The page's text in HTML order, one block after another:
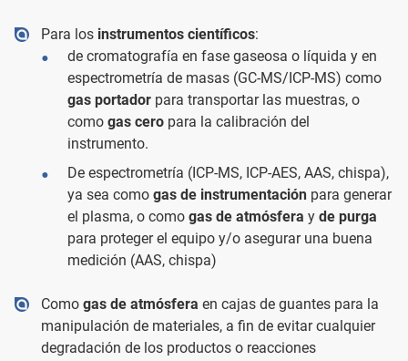
Para losinstrumentos científicos:
de cromatografía en fase gaseosa o líquida y en
espectrometría de masas (GC-MS/ICP-MS) como
gas portadorpara transportar las muestras, o
como gas ceropara la calibración del
instrumento.
De espectrometría (ICP-MS, ICP-AES, AAS, chispa),
ya sea como gas de instrumentaciónpara generar
el plasma, o como gas de atmósfera y de purga
para proteger el equipo y/o asegurar una buena
medición (AAS, chispa)
Como gas de atmósfera en cajas de guantes para la
manipulación de materiales, a fin de evitar cualquier
degradación de los productos o reacciones